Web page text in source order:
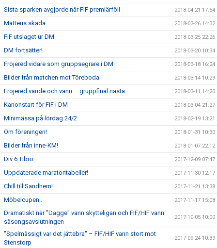
Sista sparken avgjorde när FIF premiärföll 2018-04-21 17:54
Matteus skada 2018-03-26 14:32
FIF utslaget ur DM 2018-03-25 22:26
DM fortsätter! 2018-03-20 10:34
Fröjered vidare som gruppsegrare i DM 2018-03-18 16:24
Bilder från matchen mot Töreboda 2018-03-14 10:29
Fröjered vände och vann – gruppfinal nästa 2018-03-11 14:20
Kanonstart för FIF i DM 2018-03-04 21:27
Minimässa på lördag 24/2 2018-02-19 13:21
Om föreningen! 2018-01-31 10:30
Bilder från inne-KM! 2018-01-07 22:12
Div 6 Tibro 2017-12-09 07:47
Uppdaterade maratontabeller! 2017-11-30 12:17
Chill till Sandhem! 2017-11-21 13:38
Möbelcupen.. 2017-11-17 15:08
Dramatiskt när "Dagge" vann skytteligan och FIF/HIF vann
säsongsavslutningen
2017-10-05 10:00
"Spelmässigt var det jättebra" – FIF/HIF vann stort mot
Stenstorp
2017-09-24 10:39